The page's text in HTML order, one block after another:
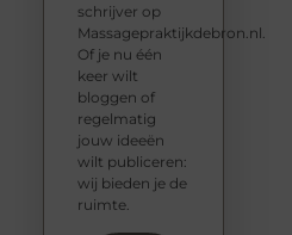
schrijver op
Massagepraktijkdebron.nl.
Of je nu één
keer wilt
bloggen of
regelmatig
jouw ideeën
wilt publiceren:
wij bieden je de
ruimte.